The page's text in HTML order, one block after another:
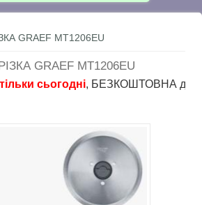
GRAEF MT1206EU
GRAEF MT1206EU
сьогодні, БЕЗКОШТОВНА доставка